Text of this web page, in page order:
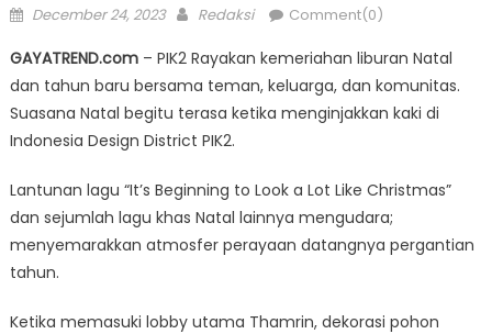
Posted
December 24, 2023 Author
Redaksi Comment(0)
GAYATREND.com– PIK2 Rayakan kemeriahan liburan Natal
dan tahun baru bersama teman, keluarga, dan komunitas.
Suasana Natal begitu terasa ketika menginjakkan kaki di
Indonesia Design District PIK2.
Lantunan lagu “It’s Beginning to Look a Lot Like Christmas”
dan sejumlah lagu khas Natal lainnya mengudara;
menyemarakkan atmosfer perayaan datangnya pergantian
tahun.
Ketika memasuki lobby utama Thamrin, dekorasi pohon